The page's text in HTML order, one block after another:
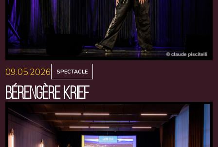
09.05.2026 SPECTACLE
BÉRENGÈRE KRIEF